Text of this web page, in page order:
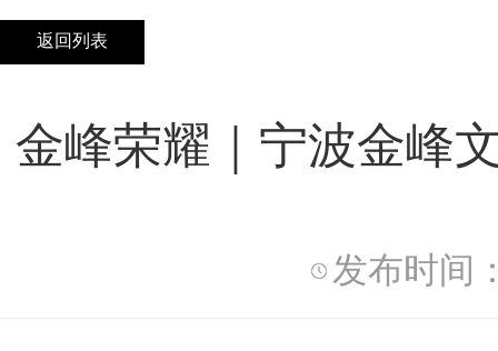
返回列表
金峰荣耀｜宁波金峰
发布时间